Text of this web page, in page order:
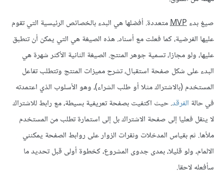
صيغ بدء MVPمتعددة. أفضلها هي البدء بالخصائص الرئيسية التي تقوم
عليها الفرضية، كما فعلت مع أسناد. هذه الصيغة هي التي يمكن أن تنطبق
عليها، ولو مجازا، تسمية جوهر المنتج. الصيغة الثانية الأكثر شهرة هي
البدء على شكل صفحة استقبال، تشرح مميزات المنتج وتتطلب تفاعل
المستخدم (بالاشتراك مثلا أو طلب الشراء)، وهو الأسلوب الذي اعتمدته
في حالة الفرقد. حيث اكتفيت بصفحة تعريفية بسيطة، مع رابط للاشتراك
لا ينقل فعليا إلى صفحة الاشتراك بل إلى استمارة تطلب من المستخدم
ملأها. ثم بقياس المدخلات ونقرات الزوار على روابط الصفحة يمكنني
الالمام، ولو قليلا، بمدى جدوى المشروع، كخطوة أولى قبل تحديد ما
سأفعله لاحقا.